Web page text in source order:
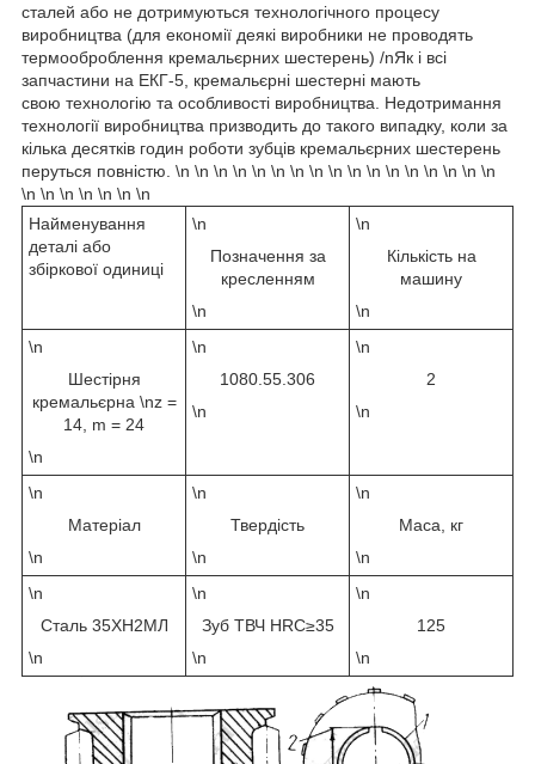
сталей або не дотримуються технологічного процесу
виробництва (для економії деякі виробники не проводять
термооброблення кремальєрних шестерень) /nЯк і всі
запчастини на ЕКГ-5, кремальєрні шестерні мають
свою технологію та особливості виробництва. Недотримання
технології виробництва призводить до такого випадку, коли за
кілька десятків годин роботи зубців кремальєрних шестерень
перуться повністю. \n \n \n \n \n \n \n \n \n \n \n \n \n \n \n \n \n
\n \n \n \n \n \n \n
Найменування
деталі або
збіркової одиниці
\n
Позначення за
кресленням
\n
\n
Кількість на
машину
\n
\n
Шестірня
кремальєрна \nz =
14, m = 24
\n
\n
1080.55.306
\n
\n
2
\n
\n
Матеріал
\n
\n
Твердість
\n
\n
Маса, кг
\n
\n
Сталь 35ХН2МЛ
\n
\n
Зуб ТВЧ НRC≥35
\n
\n
125
\n